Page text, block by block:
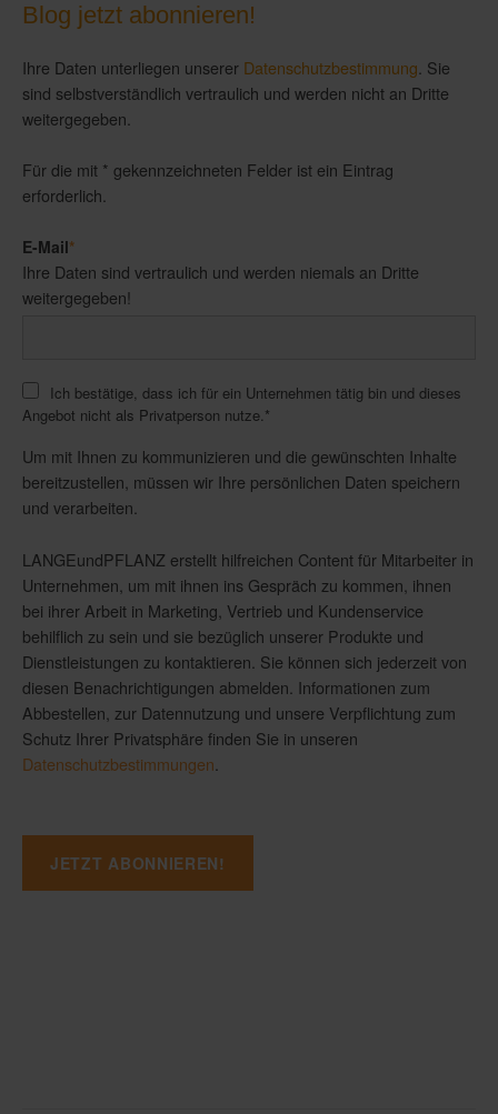
Blog jetzt abonnieren!
Ihre Daten unterliegen unserer Datenschutzbestimmung. Sie
sind selbstverständlich vertraulich und werden nicht an Dritte
weitergegeben.
Für die mit * gekennzeichneten Felder ist ein Eintrag
erforderlich.
E-Mail*
Ihre Daten sind vertraulich und werden niemals an Dritte
weitergegeben!
Ich bestätige, dass ich für ein Unternehmen tätig bin und dieses
Angebot nicht als Privatperson nutze.*
Um mit Ihnen zu kommunizieren und die gewünschten Inhalte
bereitzustellen, müssen wir Ihre persönlichen Daten speichern
und verarbeiten.
LANGEundPFLANZ erstellt hilfreichen Content für Mitarbeiter in
Unternehmen, um mit ihnen ins Gespräch zu kommen, ihnen
bei ihrer Arbeit in Marketing, Vertrieb und Kundenservice
behilflich zu sein und sie bezüglich unserer Produkte und
Dienstleistungen zu kontaktieren. Sie können sich jederzeit von
diesen Benachrichtigungen abmelden. Informationen zum
Abbestellen, zur Datennutzung und unsere Verpflichtung zum
Schutz Ihrer Privatsphäre finden Sie in unseren
Datenschutzbestimmungen